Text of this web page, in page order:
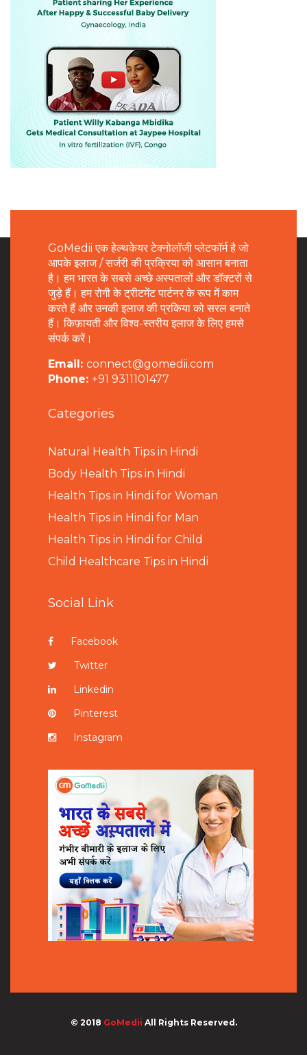
GoMedii एक हेल्थकेयर टेक्नोलॉजी प्लेटफॉर्म है जो
आपके इलाज / सर्जरी की प्रक्रिया को आसान बनाता
है। हम भारत के सबसे अच्छे अस्पतालों और डॉक्टरों से
जुड़े हैं। हम रोगी के ट्रीटमेंट पार्टनर के रूप में काम
करते हैं और उनकी इलाज की प्रकिया को सरल बनाते
हैं। किफ़ायती और विश्व-स्तरीय इलाज के लिए हमसे
संपर्क करें।
Email: connect@gomedii.com
Phone: +91 9311101477
Categories
Natural Health Tips in Hindi
Body Health Tips in Hindi
Health Tips in Hindi for Woman
Health Tips in Hindi for Man
Health Tips in Hindi for Child
Child Healthcare Tips in Hindi
Social Link
Facebook
Twitter
Linkedin
Pinterest
Instagram
© 2018 GoMedii All Rights Reserved.